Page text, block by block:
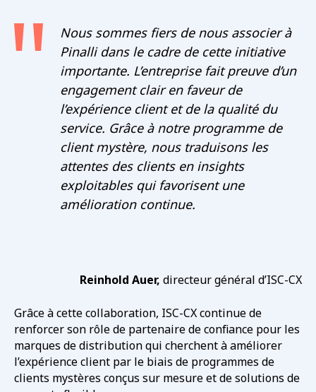
Nous sommes fiers de nous associer à
Pinalli dans le cadre de cette initiative
importante. L’entreprise fait preuve d’un
engagement clair en faveur de
l’expérience client et de la qualité du
service. Grâce à notre programme de
client mystère, nous traduisons les
attentes des clients en insights
exploitables qui favorisent une
amélioration continue.
Reinhold Auer, directeur général d’ISC-CX
Grâce à cette collaboration, ISC-CX continue de
renforcer son rôle de partenaire de confiance pour les
marques de distribution qui cherchent à améliorer
l’expérience client par le biais de programmes de
clients mystères conçus sur mesure et de solutions de